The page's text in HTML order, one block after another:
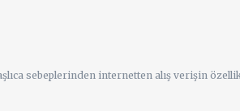
sebeplerinden internetten alış verişin